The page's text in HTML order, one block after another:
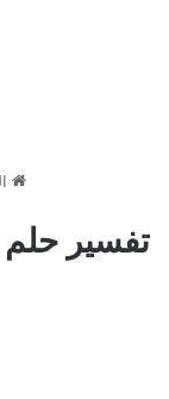
تفسير حلم